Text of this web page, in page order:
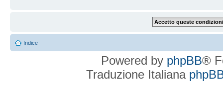
Indice
Powered by phpBB®
Traduzione Italiana